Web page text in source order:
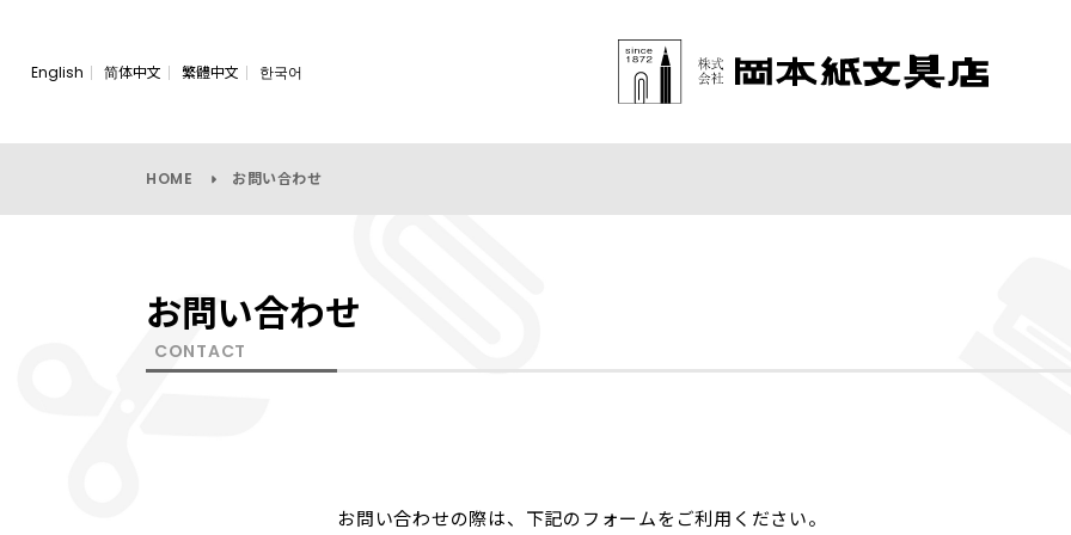
English 简体中文 繁體中文 한국어
HOME お問い合わせ
お問い合わせ
CONTACT
お問い合わせの際は、 下記のフォームをご利用ください。